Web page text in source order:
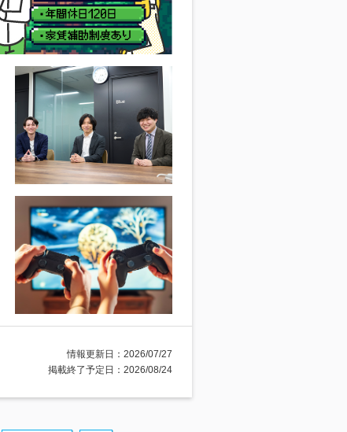
情報更新日：2026/07/27
掲載終了予定日：2026/08/24